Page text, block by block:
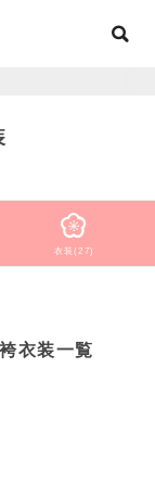
衣装(27)
衣装一覧